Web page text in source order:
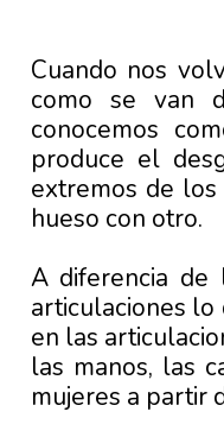
Cuando nos
como se van
conocemos
produce el
extremos de
hueso con otro.
A diferencia de
articulaciones lo
en las
las manos, las
mujeres a partir